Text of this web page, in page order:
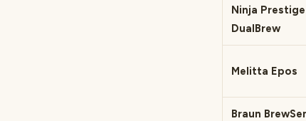
Ninja Prestige
DualBrew
Melitta Epos
Braun